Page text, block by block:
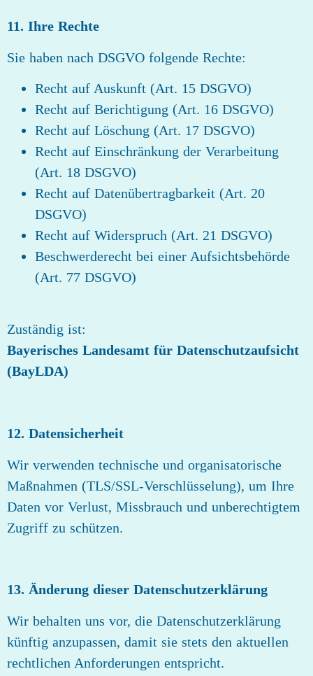
11. Ihre Rechte
Sie haben nach DSGVO folgende Rechte:
Recht auf Auskunft (Art. 15 DSGVO)
Recht auf Berichtigung (Art. 16 DSGVO)
Recht auf Löschung (Art. 17 DSGVO)
Recht auf Einschränkung der Verarbeitung
(Art. 18 DSGVO)
Recht auf Datenübertragbarkeit (Art. 20
DSGVO)
Recht auf Widerspruch (Art. 21 DSGVO)
Beschwerderecht bei einer Aufsichtsbehörde
(Art. 77 DSGVO)
Zuständig ist:
Bayerisches Landesamt für Datenschutzaufsicht
(BayLDA)
12. Datensicherheit
Wir verwenden technische und organisatorische
Maßnahmen (TLS/SSL‑Verschlüsselung), um Ihre
Daten vor Verlust, Missbrauch und unberechtigtem
Zugriff zu schützen.
13. Änderung dieser Datenschutzerklärung
Wir behalten uns vor, die Datenschutzerklärung
künftig anzupassen, damit sie stets den aktuellen
rechtlichen Anforderungen entspricht.